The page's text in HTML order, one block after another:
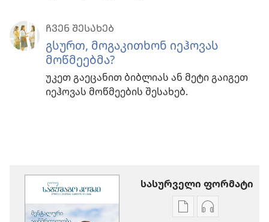
ᲩᲕᲔᲜ ᲨᲔᲡᲐᲮᲔᲑ
გსურთ, მოგაკითხონ იეჰოვას
მოწმეებმა?
უკეთ გაეცანით ბიბლიას ან მეტი გაიგეთ
იეჰოვას მოწმეების შესახებ.
სასურველი ფორმატი
პუბლიკაციების